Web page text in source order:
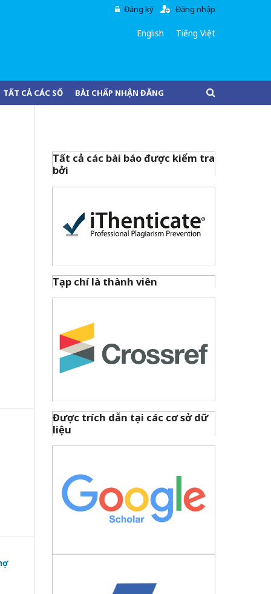
Tiếng Việt
English
TẤT CẢ CÁC SỐ BÀI CHẤP NHẬN ĐĂNG
Đăng ký Đăng nhập
Tất cả các bài báo được kiểm tra
bởi
Tạp chí là thành viên
Được trích dẫn tại các cơ sở dữ
liệu